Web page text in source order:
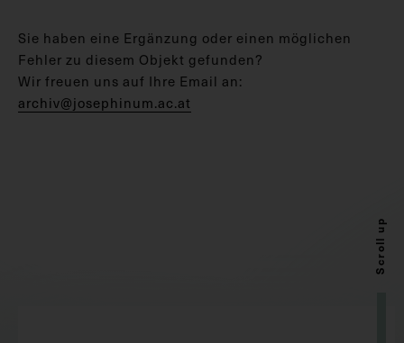
Sie haben eine Ergänzung oder einen möglichen
Fehler zu diesem Objekt gefunden?
Wir freuen uns auf Ihre Email an:
archiv@josephinum.ac.at
Scroll up